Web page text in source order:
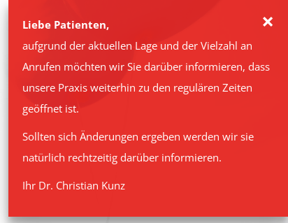
×
Liebe Patienten,
aufgrund der aktuellen Lage und der Vielzahl an
Anrufen möchten wir Sie darüber informieren, dass
unsere Praxis weiterhin zu den regulären Zeiten
geöffnet ist.
Sollten sich Änderungen ergeben werden wir sie
natürlich rechtzeitig darüber informieren.
Ihr Dr. Christian Kunz